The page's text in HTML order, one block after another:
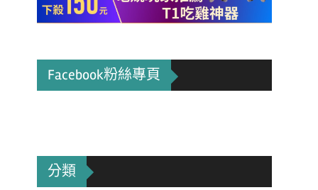
Facebook粉絲專頁
分類